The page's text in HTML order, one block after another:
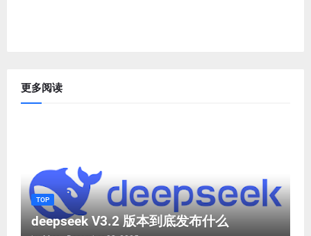
更多阅读
TOP
deepseek V3.2 版本到底发布什么